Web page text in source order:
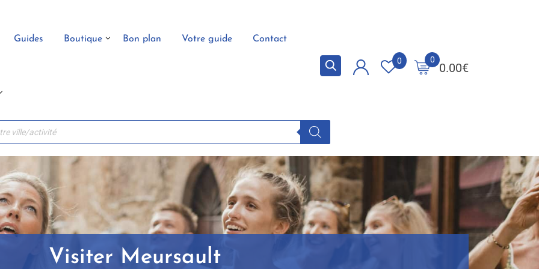
Guides Boutique Bon plan Votre guide Contact
0.00€
0
0
Visiter Meursault